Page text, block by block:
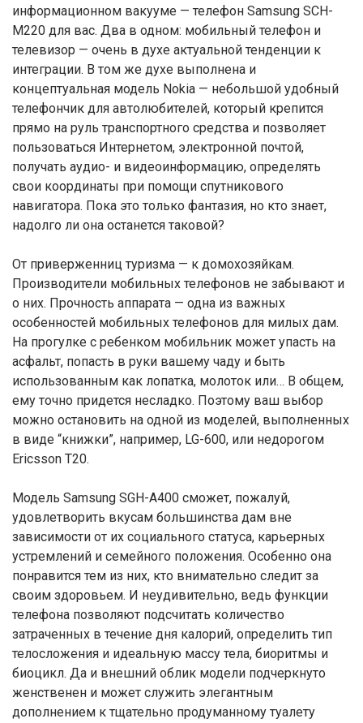
информационном вакууме — телефон Samsung SCH-
M220 для вас. Два в одном: мобильный телефон и
телевизор — очень в духе актуальной тенденции к
интеграции. В том же духе выполнена и
концептуальная модель Nokia — небольшой удобный
телефончик для автолюбителей, который крепится
прямо на руль транспортного средства и позволяет
пользоваться Интернетом, электронной почтой,
получать аудио- и видеоинформацию, определять
свои координаты при помощи спутникового
навигатора. Пока это только фантазия, но кто знает,
надолго ли она останется таковой?
От приверженниц туризма — к домохозяйкам.
Производители мобильных телефонов не забывают и
о них. Прочность аппарата — одна из важных
особенностей мобильных телефонов для милых дам.
На прогулке с ребенком мобильник может упасть на
асфальт, попасть в руки вашему чаду и быть
использованным как лопатка, молоток или… В общем,
ему точно придется несладко. Поэтому ваш выбор
можно остановить на одной из моделей, выполненных
в виде “книжки”, например, LG-600, или недорогом
Ericsson T20.
Модель Samsung SGH-A400 сможет, пожалуй,
удовлетворить вкусам большинства дам вне
зависимости от их социального статуса, карьерных
устремлений и семейного положения. Особенно она
понравится тем из них, кто внимательно следит за
своим здоровьем. И неудивительно, ведь функции
телефона позволяют подсчитать количество
затраченных в течение дня калорий, определить тип
телосложения и идеальную массу тела, биоритмы и
биоцикл. Да и внешний облик модели подчеркнуто
женственен и может служить элегантным
дополнением к тщательно продуманному туалету